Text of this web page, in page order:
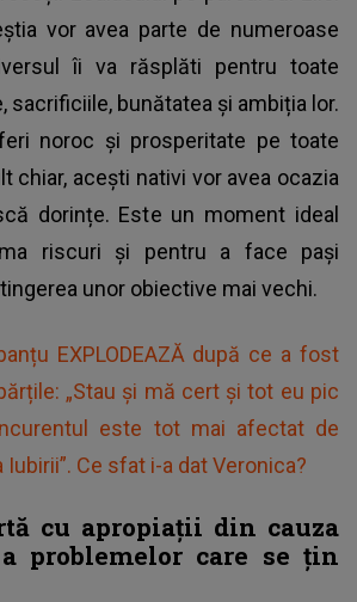
vor avea parte de numeroase
îi va răsplăti pentru toate
sacrificiile, bunătatea și ambiția lor.
noroc și prosperitate pe toate
chiar, acești nativi vor avea ocazia
dorințe. Este un moment ideal
riscuri și pentru a face pași
unor obiective mai vechi.
EXPLODEAZĂ după ce a fost
„Stau și mă cert și tot eu pic
este tot mai afectat de
Iubirii”. Ce sfat i-a dat Veronica?
cu apropiații din cauza
problemelor care se țin